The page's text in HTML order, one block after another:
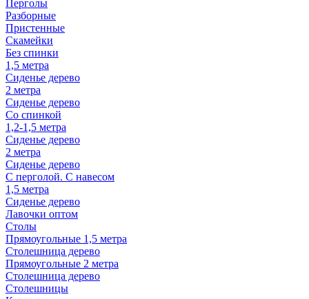
Перголы
Разборные
Пристенные
Скамейки
Без спинки
1,5 метра
Сиденье дерево
2 метра
Сиденье дерево
Со спинкой
1,2-1,5 метра
Сиденье дерево
2 метра
Сиденье дерево
С перголой. С навесом
1,5 метра
Сиденье дерево
Лавочки оптом
Столы
Прямоугольные 1,5 метра
Столешница дерево
Прямоугольные 2 метра
Столешница дерево
Столешницы